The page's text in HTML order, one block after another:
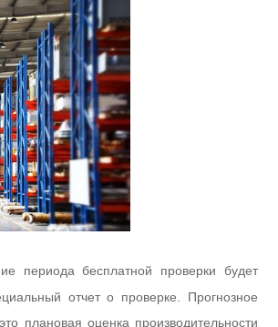
периода бесплатной проверки будет
отчет о проверке. Прогнозное
плановая оценка производительности